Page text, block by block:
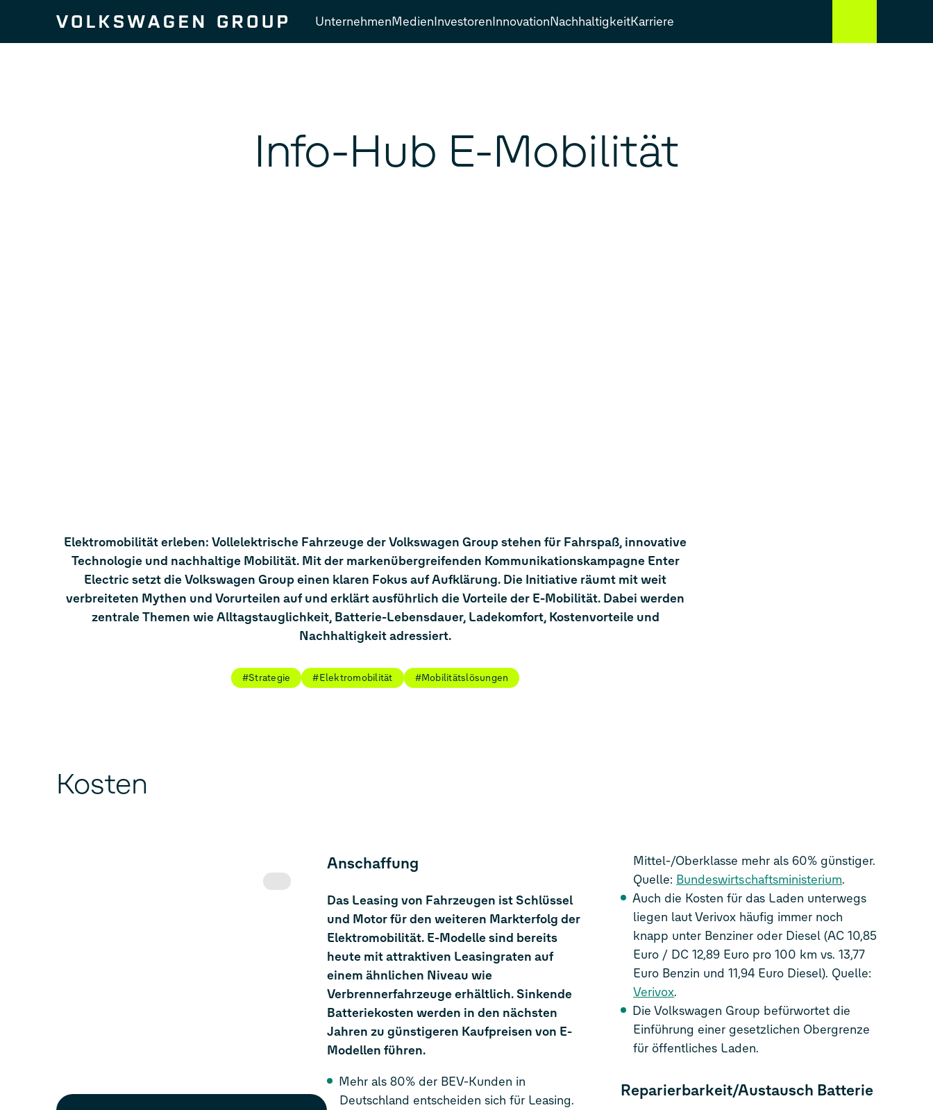
UnternehmenMedienInvestorenInnovationNachhaltigkeitKarriere
Info-Hub E-Mobilität
Elektromobilität erleben: Vollelektrische Fahrzeuge der Volkswagen Group stehen für Fahrspaß, innovative
Technologie und nachhaltige Mobilität. Mit der markenübergreifenden Kommunikationskampagne Enter
Electric setzt die Volkswagen Group einen klaren Fokus auf Aufklärung. Die Initiative räumt mit weit
verbreiteten Mythen und Vorurteilen auf und erklärt ausführlich die Vorteile der E-Mobilität. Dabei werden
zentrale Themen wie Alltagstauglichkeit, Batterie-Lebensdauer, Ladekomfort, Kostenvorteile und
Nachhaltigkeit adressiert.
#Strategie #Elektromobilität #Mobilitätslösungen
Kosten
Anschaffung
Das Leasing von Fahrzeugen ist Schlüssel
und Motor für den weiteren Markterfolg der
Elektromobilität. E-Modelle sind bereits
heute mit attraktiven Leasingraten auf
einem ähnlichen Niveau wie
Verbrennerfahrzeuge erhältlich. Sinkende
Batteriekosten werden in den nächsten
Jahren zu günstigeren Kaufpreisen von E-
Modellen führen.
Mehr als 80% der BEV-Kunden in
Deutschland entscheiden sich für Leasing.
Mittel-/Oberklasse mehr als 60% günstiger.
Quelle: Bundeswirtschaftsministerium.
Auch die Kosten für das Laden unterwegs
liegen laut Verivox häufig immer noch
knapp unter Benziner oder Diesel (AC 10,85
Euro / DC 12,89 Euro pro 100 km vs. 13,77
Euro Benzin und 11,94 Euro Diesel). Quelle:
Verivox.
Die Volkswagen Group befürwortet die
Einführung einer gesetzlichen Obergrenze
für öffentliches Laden.
Reparierbarkeit/Austausch Batterie